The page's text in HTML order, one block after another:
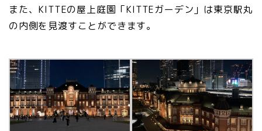
また、KITTEの屋上庭園「KITTEガーデン」は東京駅丸
の内側を見渡すことができます。